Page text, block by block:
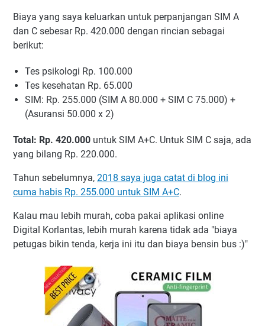
Biaya yang saya keluarkan untuk perpanjangan SIM A
dan C sebesar Rp. 420.000 dengan rincian sebagai
berikut:
Tes psikologi Rp. 100.000
Tes kesehatan Rp. 65.000
SIM: Rp. 255.000 (SIM A 80.000 + SIM C 75.000) +
(Asuransi 50.000 x 2)
Total: Rp. 420.000 untuk SIM A+C. Untuk SIM C saja, ada
yang bilang Rp. 220.000.
Tahun sebelumnya, 2018 saya juga catat di blog ini
cuma habis Rp. 255.000 untuk SIM A+C.
Kalau mau lebih murah, coba pakai aplikasi online
Digital Korlantas, lebih murah karena tidak ada "biaya
petugas bikin tenda, kerja ini itu dan biaya bensin bus :)"